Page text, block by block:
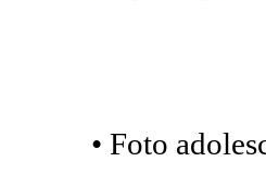
• Foto